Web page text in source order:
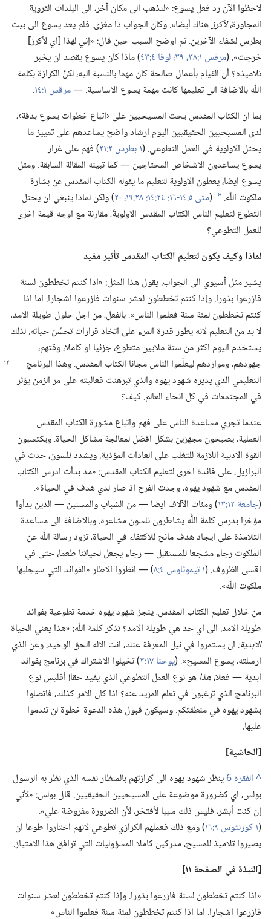
لاحظوا الآن رد فعل يسوع:‏ «لنذهب الى مكان آخر،‏ الى البلدات القروية
المجاورة،‏لأكرزهناك أيضا».‏ وكان الجواب ذا مغزى.‏ فلم يعد يسوع الى بيت
بطرس لشفاء الآخرين.‏ ثم اوضح السبب حين قال:‏ «إني لهذا [اي لأكرز]
خرجت».‏ (‏مرقس ١:‏٣٨،‏ ٣٩؛‏ لوقا ٤:‏٤٣
‏)‏ ماذا كان يسوع يقصد ان يخبر
تلاميذه؟‏ أن القيام بأعمال صالحة كان مهما بالنسبة اليه،‏ لكنَّ الكرازة بكلمة
اللّٰه بالاضافة الى تعليمها كانت مهمة يسوع الاساسية.‏ —‏مرقس ١:‏١٤
‏.‏
بما ان الكتاب المقدس يحث المسيحيين على ‹اتباع خطوات يسوع بدقة›،‏
لدى المسيحيين الحقيقيين اليوم ارشاد واضح يساعدهم على تمييز ما
يحتل الاولوية في العمل التطوعي.‏ (‏١ بطرس ٢:‏٢١
‏)‏ فهم على غرار
يسوع يساعدون الاشخاص المحتاجين —‏ كما تبينه المقالة السابقة.‏ ومثل
يسوع ايضا،‏ يعطون الاولوية لتعليم ما يقوله الكتاب المقدس عن بشارة
ملكوت اللّٰه.‏ *
(‏متى ٥:‏١٤-‏١٦؛‏
‏)‏ ولكن لماذا ينبغي ان يحتل
التطوع لتعليم الناس الكتاب المقدس الاولويةَ،‏ مقارنة مع اوجه قيمة اخرى
للعمل التطوعي؟‏
لماذا وكيف يكون لتعليم الكتاب المقدس تأثير مفيد
يشير مثل آسيوي الى الجواب.‏ يقول هذا المثل:‏ «اذا كنتم تخططون لسنة
فازرعوا بذورا.‏ وإذا كنتم تخططون لعشر سنوات فازرعوا اشجارا.‏ اما اذا
كنتم تخططون لمئة سنة فعلموا الناس».‏ بالفعل،‏ من اجل حلول طويلة الامد،‏
لا بد من التعليم لانه يطور قدرة المرء على اتخاذ قرارات تحسِّن حياته.‏ لذلك
يستخدم اليوم اكثر من ستة ملايين متطوع،‏ جزئيا او كاملا،‏ وقتهم،‏
جهودهم،‏ ومواردهمليعلّموا الناس مجانا الكتاب المقدس.‏ وهذا البرنامج
التعليمي الذي يديره شهود يهوه والذي تبرهنت فعاليته على مر الزمن يؤثر
في المجتمعات في كل انحاء العالم.‏ كيف؟‏
عندما تجري مساعدة الناس على فهم واتباع مشورة الكتاب المقدس
العملية،‏ يصبحون مجهزين بشكل افضل لمعالجة مشاكل الحياة.‏ ويكتسبون
القوة الادبية اللازمة للتغلب على العادات المؤذية.‏ ويشدد نلسون،‏ حدث في
البرازيل،‏ على فائدة اخرى لتعليم الكتاب المقدس:‏ «مذ بدأت ادرس الكتاب
المقدس مع شهود يهوه،‏ وجدت الفرح اذ صار لدي هدف في الحياة».‏
(‏جامعة ١٢:‏١٣
‏)‏ ومئات الآلاف ايضا —‏ من الشباب والمسنين —‏ الذين بدأوا
مؤخرا بدرس كلمة اللّٰه يشاطرون نلسون مشاعره.‏ وبالاضافة الى مساعدة
التلامذة على ايجاد هدف مانح للاكتفاء في الحياة،‏ تزود رسالة اللّٰه عن
الملكوت رجاء مشجعا للمستقبل —‏ رجاء يجعل لحياتنا طعما،‏ حتى في
اقسى الظروف.‏ (‏١ تيموثاوس ٤:‏٨
‏)‏ —‏ انظروا الاطار «الفوائد التي سيجلبها
ملكوت اللّٰه».‏
من خلال تعليم الكتاب المقدس،‏ ينجز شهود يهوه خدمة تطوعية بفوائد
طويلة الامد.‏ الى اي حد هي طويلة الامد؟‏ تذكر كلمة اللّٰه:‏ «هذا يعني الحياة
الابدية:‏ ان يستمروا في نيل المعرفة عنك،‏ انت الاله الحق الوحيد،‏ وعن الذي
ارسلته،‏ يسوع المسيح».‏ (‏يوحنا ١٧:‏٣
‏)‏ تخيلوا الاشتراك في برنامج بفوائد
ابدية —‏ فعلا،‏هذاهو نوع العمل التطوعي الذي يفيد حقا!‏ أفليس نوع
البرنامج الذي ترغبون في تعلم المزيد عنه؟‏ اذا كان الامر كذلك،‏ فاتصلوا
بشهود يهوه في منطقتكم.‏ وسيكون قبول هذه الدعوة خطوة لن تندموا
عليها.‏
‏[الحاشية]‏
^
ينظر شهود يهوه الى كرازتهم بالمنظار نفسه الذي نظر به الرسول
بولس،‏ اي كضرورة موضوعة على المسيحيين الحقيقيين.‏ قال بولس:‏ «لأني
إن كنت أبشر،‏ فليس ذلك سببا لأفتخر،‏ لأن الضرورة مفروضة علي».‏
(‏١ كورنثوس ٩:‏١٦
‏)‏ ومع ذلك فعملهم الكرازي تطوعي لانهم اختاروا طوعا ان
يصيروا تلاميذ للمسيح،‏ مدركين كاملا المسؤوليات التي ترافق هذا الامتياز.‏
‏[النبذة في الصفحة ١١]‏
‏«اذا كنتم تخططون لسنة فازرعوا بذورا.‏ وإذا كنتم تخططون لعشر سنوات
فازرعوا اشجارا.‏ اما اذا كنتم تخططون لمئة سنة فعلموا الناس»‏